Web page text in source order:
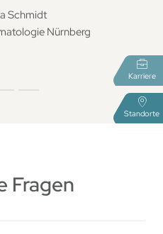
Schmidt
Nürnberg
Fragen
Karriere
Standorte